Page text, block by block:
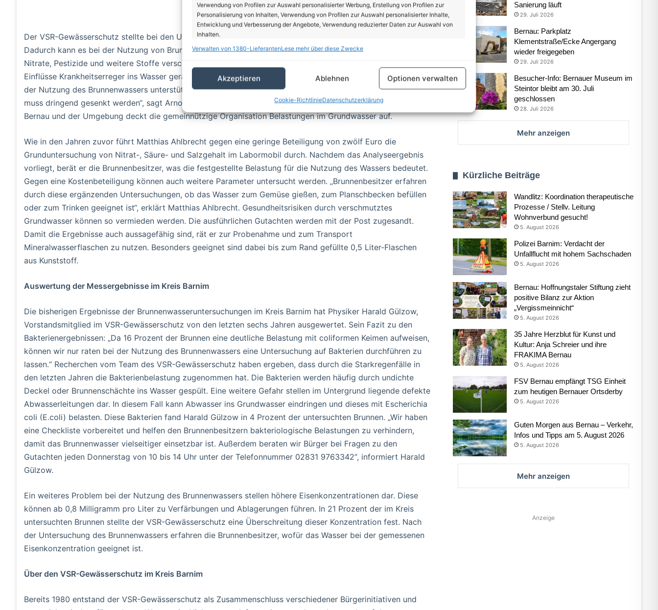
Verwendung von Profilen zur Auswahl personalisierter Werbung, Erstellung von Profilen zur
Personalisierung von Inhalten, Verwendung von Profilen zur Auswahl personalisierter Inhalte,
Entwicklung und Verbesserung der Angebote, Verwendung reduzierter Daten zur Auswahl von
Inhalten.
Abgleichung und Kombination von Daten aus unterschiedlichen Quellen,
Verknüpfung verschiedener Endgeräte, Identifikation von Endgeräten anhand
Gewährleistung der Sicherheit, Verhinderung und Aufdeckung
von Werbung und Inhalten, Ihre Entscheidungen zum
Datenschutz speichern und übermitteln.
Verwalten von 1380-LieferantenLese mehr über diese Zwecke
Akzeptieren Ablehnen Optionen verwalten
Cookie-RichtlinieDatenschutzerklärung
Der VSR-Gewässerschutz stellte bei den Untersuchungen im Kreis Barnim zahlreiche Belastungen fest.
Dadurch kann es bei der Nutzung von Brunnenwasser zu einer gesundheitlichen Beeinträchtigung kommen.
Nitrate, Pestizide und weitere Stoffe verschmutzen das Grundwasser. Auch können durch verschiedene
Einflüsse Krankheitserreger ins Wasser geraten. „Durch die Messkampagne möchten wir Gartenbesitzer bei
der Nutzung des Brunnenwassers unterstützen. Der Verbrauch des kostbaren Leitungswassers im Garten
muss dringend gesenkt werden“, sagt Arno Mittelmeyer. Mit den Ergebnissen der Brunnenwasseranalysen aus
Bernau und der Umgebung deckt die gemeinnützige Organisation Belastungen im Grundwasser auf.
Wie in den Jahren zuvor führt Matthias Ahlbrecht gegen eine geringe Beteiligung von zwölf Euro die
Grunduntersuchung von Nitrat-, Säure- und Salzgehalt im Labormobil durch. Nachdem das Analyseergebnis
vorliegt, berät er die Brunnenbesitzer, was die festgestellte Belastung für die Nutzung des Wassers bedeutet.
Gegen eine Kostenbeteiligung können auch weitere Parameter untersucht werden. „Brunnenbesitzer erfahren
durch diese ergänzenden Untersuchungen, ob das Wasser zum Gemüse gießen, zum Planschbecken befüllen
oder zum Trinken geeignet ist“, erklärt Matthias Ahlbrecht. Gesundheitsrisiken durch verschmutztes
Grundwasser können so vermieden werden. Die ausführlichen Gutachten werden mit der Post zugesandt.
Damit die Ergebnisse auch aussagefähig sind, rät er zur Probenahme und zum Transport
Mineralwasserflaschen zu nutzen. Besonders geeignet sind dabei bis zum Rand gefüllte 0,5 Liter-Flaschen
aus Kunststoff.
Auswertung der Messergebnisse im Kreis Barnim
Die bisherigen Ergebnisse der Brunnenwasseruntersuchungen im Kreis Barnim hat Physiker Harald Gülzow,
Vorstandsmitglied im VSR-Gewässerschutz von den letzten sechs Jahren ausgewertet. Sein Fazit zu den
Bakterienergebnissen: „Da 16 Prozent der Brunnen eine deutliche Belastung mit coliformen Keimen aufweisen,
können wir nur raten bei der Nutzung des Brunnenwassers eine Untersuchung auf Bakterien durchführen zu
lassen.“ Recherchen vom Team des VSR-Gewässerschutz haben ergeben, dass durch die Starkregenfälle in
den letzten Jahren die Bakterienbelastung zugenommen hat. Die Bakterien werden häufig durch undichte
Deckel oder Brunnenschächte ins Wasser gespült. Eine weitere Gefahr stellen im Untergrund liegende defekte
Abwasserleitungen dar. In diesem Fall kann Abwasser ins Grundwasser eindringen und dieses mit Escherichia
coli (E.coli) belasten. Diese Bakterien fand Harald Gülzow in 4 Prozent der untersuchten Brunnen. „Wir haben
eine Checkliste vorbereitet und helfen den Brunnenbesitzern bakteriologische Belastungen zu verhindern,
damit das Brunnenwasser vielseitiger einsetzbar ist. Außerdem beraten wir Bürger bei Fragen zu den
Gutachten jeden Donnerstag von 10 bis 14 Uhr unter der Telefonnummer 02831 9763342“, informiert Harald
Gülzow.
Ein weiteres Problem bei der Nutzung des Brunnenwassers stellen höhere Eisenkonzentrationen dar. Diese
können ab 0,8 Milligramm pro Liter zu Verfärbungen und Ablagerungen führen. In 21 Prozent der im Kreis
untersuchten Brunnen stellte der VSR-Gewässerschutz eine Überschreitung dieser Konzentration fest. Nach
der Untersuchung des Brunnenwassers erfahren die Brunnenbesitzer, wofür das Wasser bei der gemessenen
Eisenkonzentration geeignet ist.
Über den VSR-Gewässerschutz im Kreis Barnim
Bereits 1980 entstand der VSR-Gewässerschutz als Zusammenschluss verschiedener Bürgerinitiativen und
Sanierung läuft
29. Juli 2026
Bernau: Parkplatz
Klementstraße/Ecke Angergang
wieder freigegeben
29. Juli 2026
Besucher-Info: Bernauer Museum im
Steintor bleibt am 30. Juli
geschlossen
28. Juli 2026
Mehr anzeigen
Kürzliche Beiträge
Wandlitz: Koordination therapeutische
Prozesse / Stellv. Leitung
Wohnverbund gesucht!
5. August 2026
Polizei Barnim: Verdacht der
Unfallflucht mit hohem Sachschaden
5. August 2026
Bernau: Hoffnungstaler Stiftung zieht
positive Bilanz zur Aktion
„Vergissmeinnicht“
5. August 2026
35 Jahre Herzblut für Kunst und
Kultur: Anja Schreier und ihre
FRAKIMA Bernau
5. August 2026
FSV Bernau empfängt TSG Einheit
zum heutigen Bernauer Ortsderby
5. August 2026
Guten Morgen aus Bernau – Verkehr,
Infos und Tipps am 5. August 2026
5. August 2026
Mehr anzeigen
Anzeige